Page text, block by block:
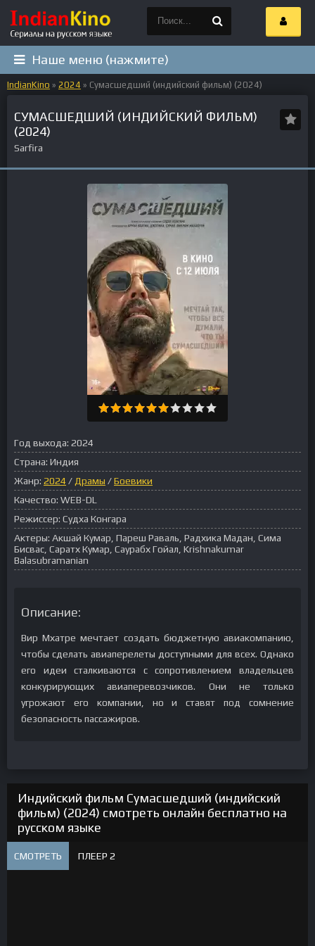
Наше меню (нажмите)
IndianKino » 2024 » Сумасшедший (индийский фильм) (2024)
СУМАСШЕДШИЙ (ИНДИЙСКИЙ ФИЛЬМ)
(2024)
Sarfira
Год выхода: 2024
Страна: Индия
Жанр: 2024 / Драмы /Боевики
Качество: WEB-DL
Режиссер: Судха Конгара
Актеры: Акшай Кумар, Пареш Раваль, Радхика Мадан, Сима
Бисвас, Саратх Кумар, Саурабх Гойал, Krishnakumar
Balasubramanian
Описание:
Вир Мхатре мечтает создать бюджетную авиакомпанию,
чтобы сделать авиаперелеты доступными для всех. Однако
его идеи сталкиваются с сопротивлением владельцев
конкурирующих авиаперевозчиков. Они не только
угрожают его компании, но и ставят под сомнение
безопасность пассажиров.
Индийский фильм Сумасшедший (индийский
фильм) (2024) смотреть онлайн бесплатно на
русском языке
СМОТРЕТЬ ПЛЕЕР 2